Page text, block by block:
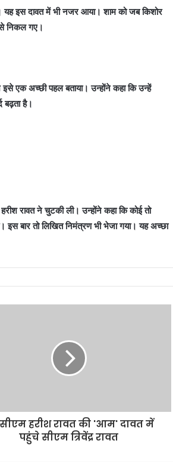
यह इस दावत में भी नजर आया। शाम को जब किशोर
निकल गए।
इसे एक अच्छी पहल बताया। उन्होंने कहा कि उन्हें
बढ़ता है।
रावत ने चुटकी ली। उन्होंने कहा कि कोई तो
इस बार तो लिखित निमंत्रण भी भेजा गया। यह अच्छा
सीएम हरीश रावत की 'आम' दावत में
पहुंचे सीएम त्रिवेंद्र रावत